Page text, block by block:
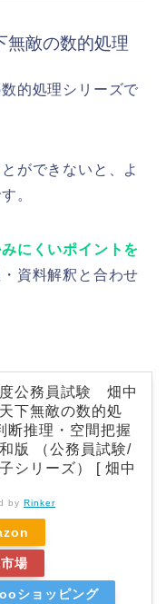
無敵の数的処理
的処理シリーズで
ができないと、よ
。
にくいポイントを
資料解釈と合わせ
公務員試験 畑中
下無敵の数的処
断推理・空間把握
版 （公務員試験/
シリーズ） [ 畑中
by Rinker
場
ショッピング